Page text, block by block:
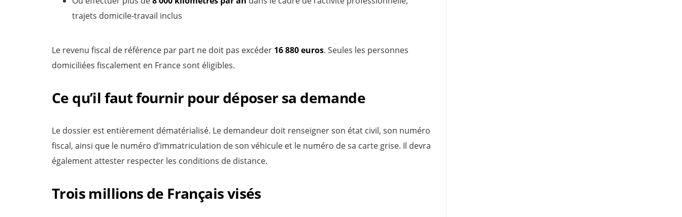
trajets domicile-travail inclus
Le revenu fiscal de référence par part ne doit pas excéder 16 880 euros. Seules les personnes
domiciliées fiscalement en France sont éligibles.
Ce qu’il faut fournir pour déposer sa demande
Le dossier est entièrement dématérialisé. Le demandeur doit renseigner son état civil, son numéro
fiscal, ainsi que le numéro d’immatriculation de son véhicule et le numéro de sa carte grise. Il devra
également attester respecter les conditions de distance.
Trois millions de Français visés